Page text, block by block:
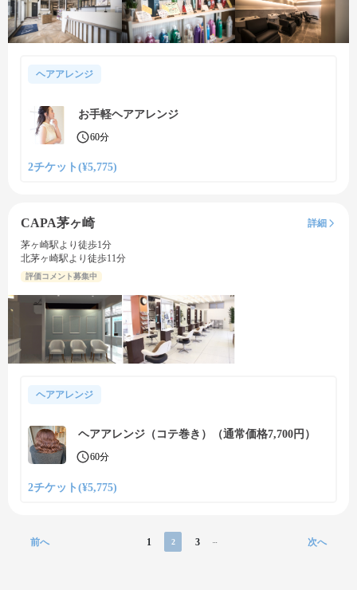
ヘアアレンジ
お手軽ヘアアレンジ
60分
2チケット(¥5,775)
CAPA茅ヶ崎
詳細
茅ヶ崎駅より徒歩1分
北茅ヶ崎駅より徒歩11分
評価コメント募集中
ヘアアレンジ
ヘアアレンジ（コテ巻き）（通常価格7,700円）
60分
2チケット(¥5,775)
前へ 1 2 3 次へ